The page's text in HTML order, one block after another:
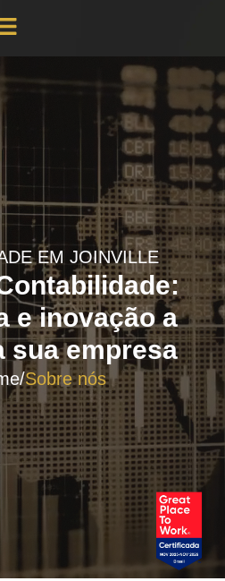
EM JOINVILLE
e inovação a
sua empresa
/Sobre nós